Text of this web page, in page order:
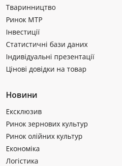
Тваринництво
Ринок МТР
Інвестиції
Статистичні бази даних
Індивідуальні презентації
Цінові довідки на товар
Новини
Ексклюзив
Ринок зернових культур
Ринок олійних культур
Економіка
Логістика